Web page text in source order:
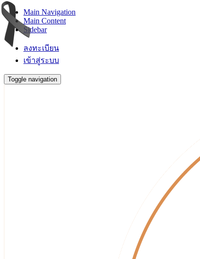
Main Navigation
Main Content
Sidebar
ลงทะเบียน
เข้าสู่ระบบ
Toggle navigation